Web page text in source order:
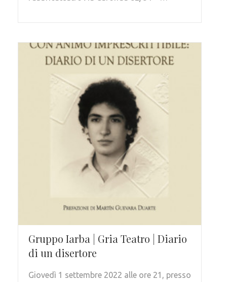
Gruppo Iarba | Gria Teatro | Diario
di un disertore
Giovedì 1 settembre 2022 alle ore 21, presso